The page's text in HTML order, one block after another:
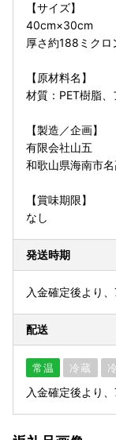
【サイズ】
40cm×30cm
厚さ約188ミクロ
【原材料名】
材質：PET樹脂
【製造／企画】
有限会社山五
和歌山県海南市
【賞味期限】
なし
発送時期
入金確定後より
配送
常温 冷蔵
入金確定後より